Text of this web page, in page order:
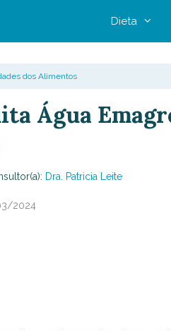
Dieta
dos Alimentos
Água
Dra. Patricia Leite
2024